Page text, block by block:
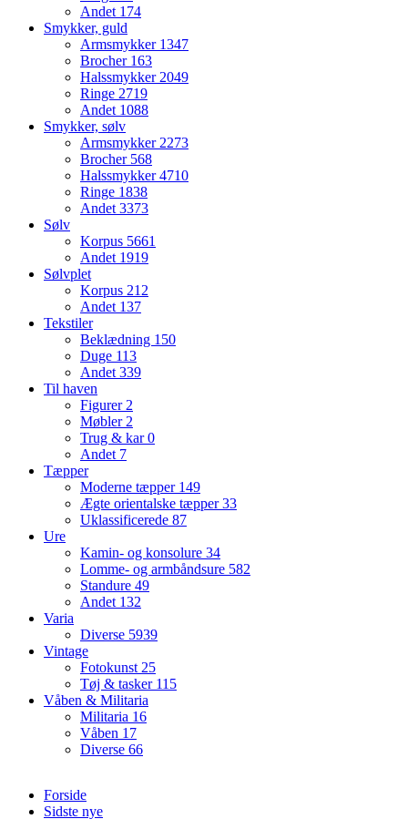
Andet 174
Smykker, guld
Armsmykker 1347
Brocher 163
Halssmykker2049
Ringe 2719
Andet 1088
Smykker, sølv
Armsmykker2273
Brocher 568
Halssmykker4710
Ringe 1838
Andet3373
Sølv
Korpus 5661
Andet 1919
Sølvplet
Korpus 212
Andet 137
Tekstiler
Beklædning 150
Duge 113
Andet339
Til haven
Figurer2
Møbler2
Trug & kar0
Andet 7
Tæpper
Moderne tæpper 149
Ægte orientalske tæpper33
Uklassificerede 87
Ure
Kamin- og konsolure 34
Lomme- og armbåndsure 582
Standure 49
Andet 132
Varia
Diverse 5939
Vintage
Fotokunst25
Tøj & tasker 115
Våben & Militaria
Militaria 16
Våben 17
Diverse 66
Forside
Sidste nye